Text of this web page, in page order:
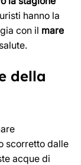
hanno la
con il mare
della
scorretto dalle
acque di